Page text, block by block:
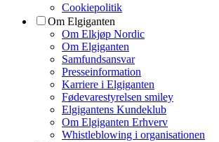
Cookiepolitik
Om Elgiganten
Om Elkjøp Nordic
Om Elgiganten
Samfundsansvar
Presseinformation
Karriere i Elgiganten
Fødevarestyrelsen smiley
Elgigantens Kundeklub
Om Elgiganten Erhverv
Whistleblowing i organisationen